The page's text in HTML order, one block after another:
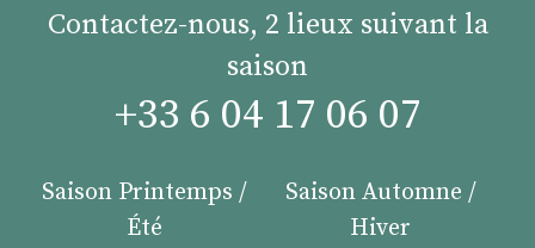
Contactez-nous, 2 lieux suivant la
saison
+33 6 04 17 06 07
Saison Printemps /
Été
Saison Automne /
Hiver